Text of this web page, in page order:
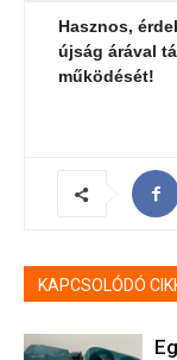
Hasznos,
újság árával
működését!
KAPCSOLÓDÓ